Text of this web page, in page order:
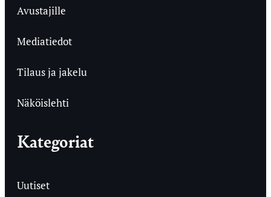
Avustajille
Mediatiedot
Tilaus ja jakelu
Näköislehti
Kategoriat
Uutiset